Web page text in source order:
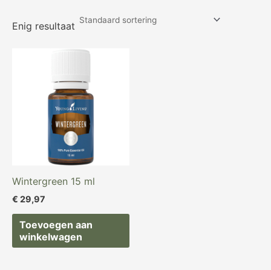
Enig resultaat
Wintergreen 15 ml
€ 29,97
Toevoegen aan
winkelwagen